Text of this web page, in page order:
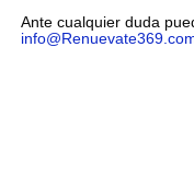
Ante cualquier duda